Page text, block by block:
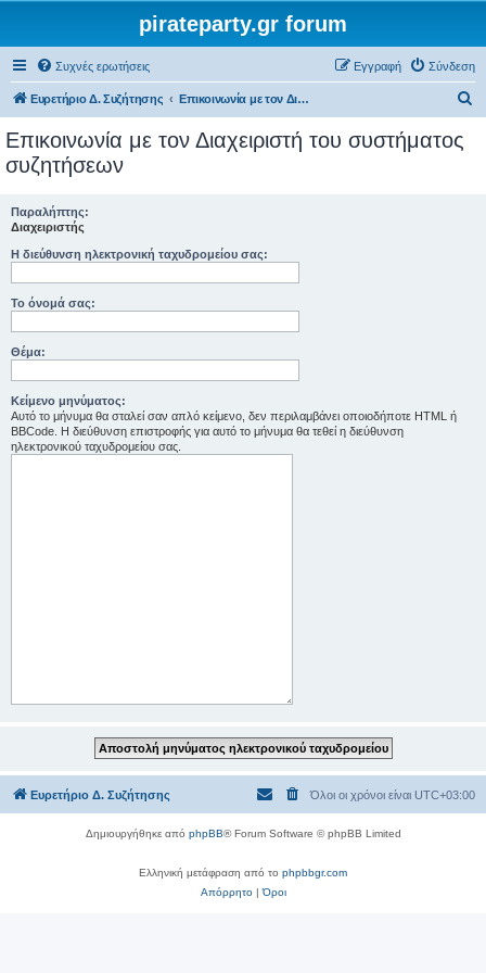
pirateparty.gr forum
Συχνές ερωτήσεις Σύνδεση
Εγγραφή
Ευρετήριο Δ. Συζήτησης Επικοινωνία με τον Διαχειριστή του συστήματος συζητήσεων
Επικοινωνία με τον Διαχειριστή του συστήματος
συζητήσεων
Παραλήπτης:
Διαχειριστής
Η διεύθυνση ηλεκτρονική ταχυδρομείου σας:
Το όνομά σας:
Θέμα:
Κείμενο μηνύματος:
Αυτό το μήνυμα θα σταλεί σαν απλό κείμενο, δεν περιλαμβάνει οποιοδήποτε HTML ή
BBCode. Η διεύθυνση επιστροφής για αυτό το μήνυμα θα τεθεί η διεύθυνση
ηλεκτρονικού ταχυδρομείου σας.
Ευρετήριο Δ. Συζήτησης Όλοι οι χρόνοι είναι UTC+03:00
Δημιουργήθηκε από phpBB® Forum Software © phpBB Limited
Ελληνική μετάφραση από το phpbbgr.com
Απόρρητο|Όροι